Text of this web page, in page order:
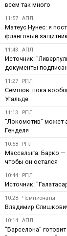
всем так много
11:57 АПЛ
Матеус Нунес: я
фланговый защитник
11:43 АПЛ
Источник:
документы
11:27 РПЛ
Семшов: пока
Угальде
11:13 РПЛ
"Локомотив" может
Генделя
10:58 РПЛ
Массалыга: Барко —
чтобы он остался
10:44 РПЛ
Источник:
10:28 Чемпионаты
Владимир
10:14 АПЛ
"Барселона"